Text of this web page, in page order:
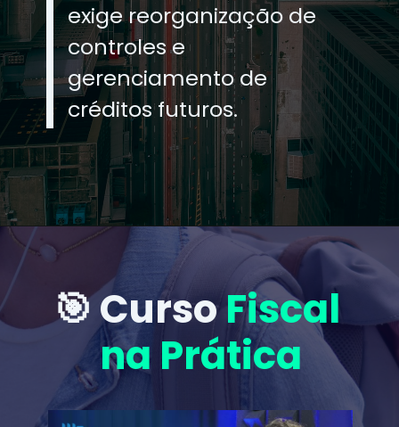
exige reorganização de
controles e
gerenciamento de
créditos futuros.
🎯 CursoFiscal
na Prática